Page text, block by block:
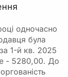
одночасно
була
1-й кв. 2025
- 5280,00. До